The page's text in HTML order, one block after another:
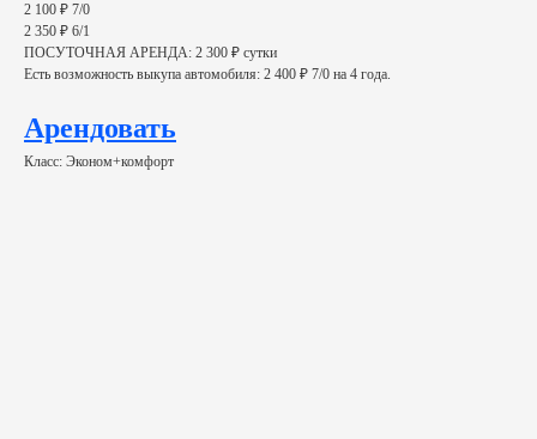
2 100 ₽ 7/0
2 350 ₽ 6/1
ПОСУТОЧНАЯ АРЕНДА: 2 300 ₽ сутки
Есть возможность выкупа автомобиля: 2 400 ₽ 7/0 на 4 года.
Арендовать
Класс: Эконом+комфорт